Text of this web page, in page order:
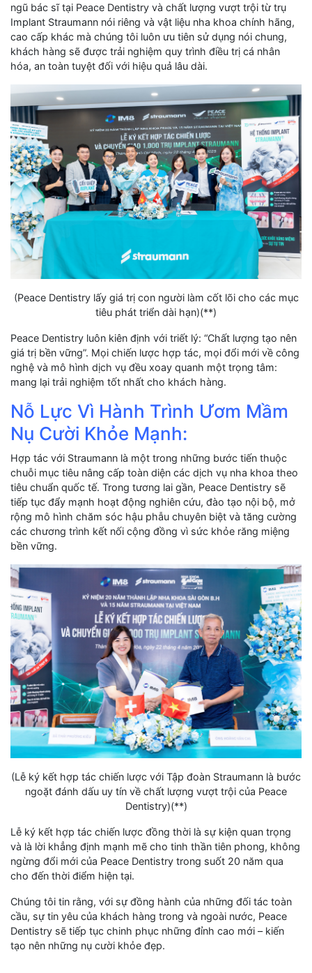
ngũ bác sĩ tại Peace Dentistry và chất lượng vượt trội từ trụ
Implant Straumann nói riêng và vật liệu nha khoa chính hãng,
cao cấp khác mà chúng tôi luôn ưu tiên sử dụng nói chung,
khách hàng sẽ được trải nghiệm quy trình điều trị cá nhân
hóa, an toàn tuyệt đối với hiệu quả lâu dài.
(Peace Dentistry lấy giá trị con người làm cốt lõi cho các mục
tiêu phát triển dài hạn)(**)
Peace Dentistry luôn kiên định với triết lý: “Chất lượng tạo nên
giá trị bền vững”. Mọi chiến lược hợp tác, mọi đổi mới về công
nghệ và mô hình dịch vụ đều xoay quanh một trọng tâm:
mang lại trải nghiệm tốt nhất cho khách hàng.
Nỗ Lực Vì Hành Trình Ươm Mầm
Nụ Cười Khỏe Mạnh:
Hợp tác với Straumann là một trong những bước tiến thuộc
chuỗi mục tiêu nâng cấp toàn diện các dịch vụ nha khoa theo
tiêu chuẩn quốc tế. Trong tương lai gần, Peace Dentistry sẽ
tiếp tục đẩy mạnh hoạt động nghiên cứu, đào tạo nội bộ, mở
rộng mô hình chăm sóc hậu phẫu chuyên biệt và tăng cường
các chương trình kết nối cộng đồng vì sức khỏe răng miệng
bền vững.
(Lễ ký kết hợp tác chiến lược với Tập đoàn Straumann là bước
ngoặt đánh dấu uy tín về chất lượng vượt trội của Peace
Dentistry)(**)
Lễ ký kết hợp tác chiến lược đồng thời là sự kiện quan trọng
và là lời khẳng định mạnh mẽ cho tinh thần tiên phong, không
ngừng đổi mới của Peace Dentistry trong suốt 20 năm qua
cho đến thời điểm hiện tại.
Chúng tôi tin rằng, với sự đồng hành của những đối tác toàn
cầu, sự tin yêu của khách hàng trong và ngoài nước, Peace
Dentistry sẽ tiếp tục chinh phục những đỉnh cao mới – kiến
tạo nên những nụ cười khỏe đẹp.